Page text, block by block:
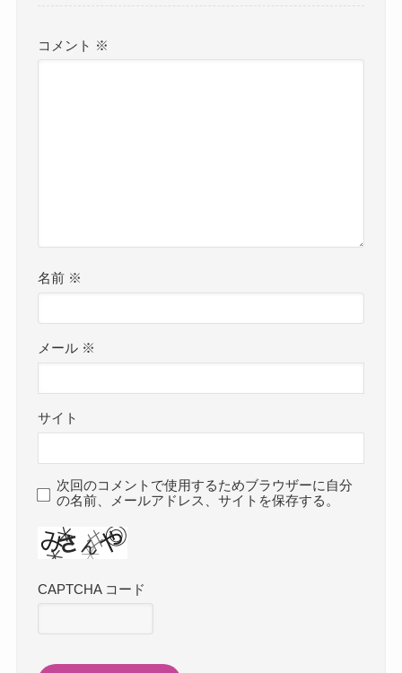
コメント ※
名前 ※
メール ※
サイト
次回のコメントで使用するためブラウザーに自分
の名前、メールアドレス、サイトを保存する。
CAPTCHA コード